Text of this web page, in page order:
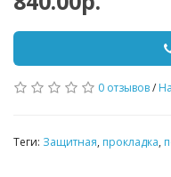
0 отзывов/
Теги: Защитная, прокладка,